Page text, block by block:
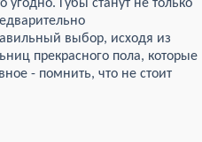
Губы станут не только
выбор, исходя из
прекрасного пола, которые
- помнить, что не стоит